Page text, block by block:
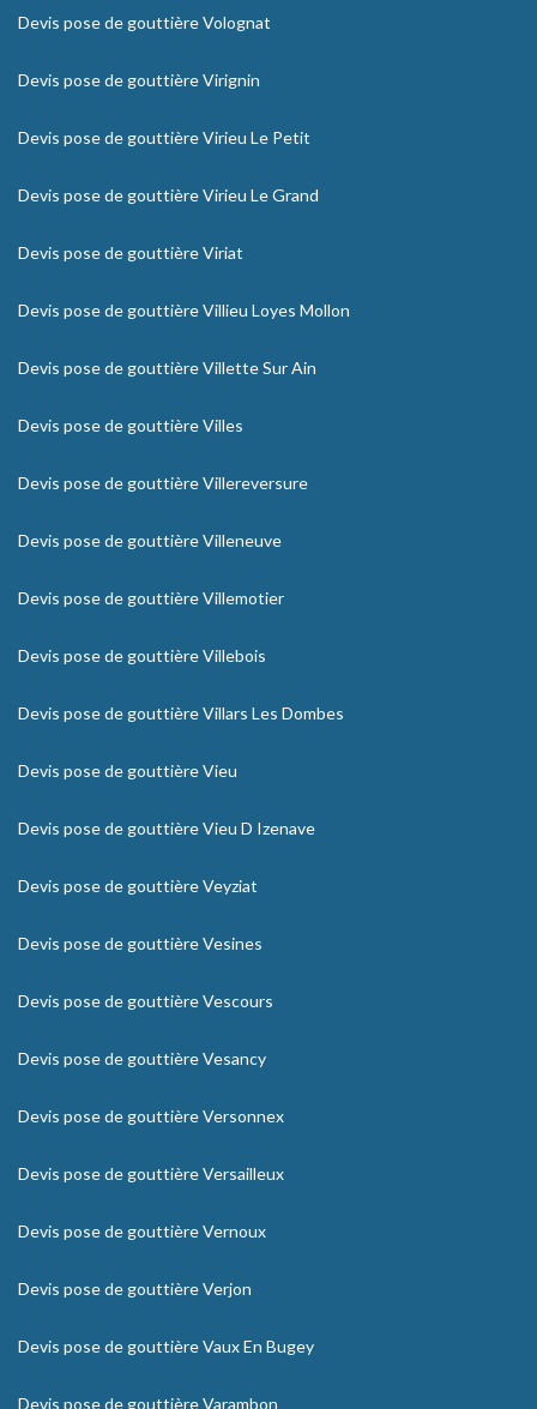
Devis pose de gouttière Volognat
Devis pose de gouttière Virignin
Devis pose de gouttière Virieu Le Petit
Devis pose de gouttière Virieu Le Grand
Devis pose de gouttière Viriat
Devis pose de gouttière Villieu Loyes Mollon
Devis pose de gouttière Villette Sur Ain
Devis pose de gouttière Villes
Devis pose de gouttière Villereversure
Devis pose de gouttière Villeneuve
Devis pose de gouttière Villemotier
Devis pose de gouttière Villebois
Devis pose de gouttière Villars Les Dombes
Devis pose de gouttière Vieu
Devis pose de gouttière Vieu D Izenave
Devis pose de gouttière Veyziat
Devis pose de gouttière Vesines
Devis pose de gouttière Vescours
Devis pose de gouttière Vesancy
Devis pose de gouttière Versonnex
Devis pose de gouttière Versailleux
Devis pose de gouttière Vernoux
Devis pose de gouttière Verjon
Devis pose de gouttière Vaux En Bugey
Devis pose de gouttière Varambon